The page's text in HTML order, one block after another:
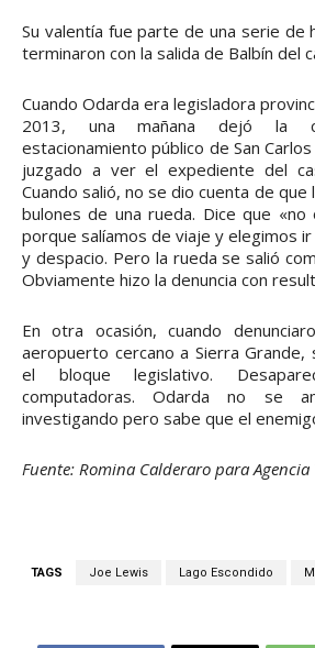
Su valentía fue parte de una serie de
terminaron con la salida de Balbín del
Cuando Odarda era legisladora
2013, una mañana dejó la
estacionamiento público de San
juzgado a ver el expediente del
Cuando salió, no se dio cuenta de que
bulones de una rueda. Dice que «no
porque salíamos de viaje y elegimos
y despacio. Pero la rueda se salió
Obviamente hizo la denuncia con
En otra ocasión, cuando
aeropuerto cercano a Sierra Grande,
el bloque legislativo.
computadoras. Odarda no se
investigando pero sabe que el
Fuente: Romina Calderaro para Agencia
TAGS Joe Lewis Lago Escondido